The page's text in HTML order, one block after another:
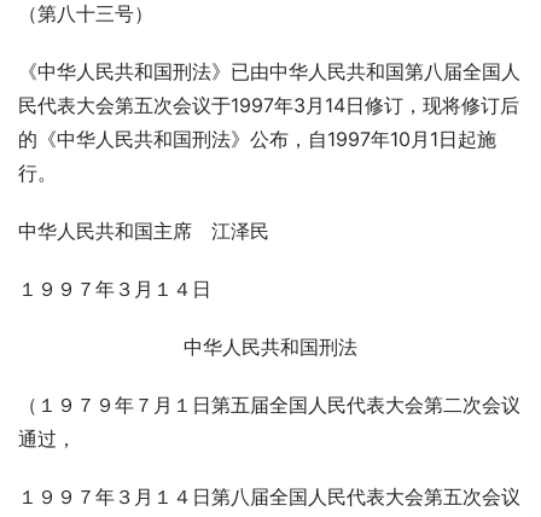
（第八十三号）
《中华人民共和国刑法》已由中华人民共和国第八届全国人
民代表大会第五次会议于1997年3月14日修订，现将修订后
的《中华人民共和国刑法》公布，自1997年10月1日起施
行。
中华人民共和国主席　江泽民
１９９７年３月１４日
中华人民共和国刑法
（１９７９年７月１日第五届全国人民代表大会第二次会议
通过，
１９９７年３月１４日第八届全国人民代表大会第五次会议